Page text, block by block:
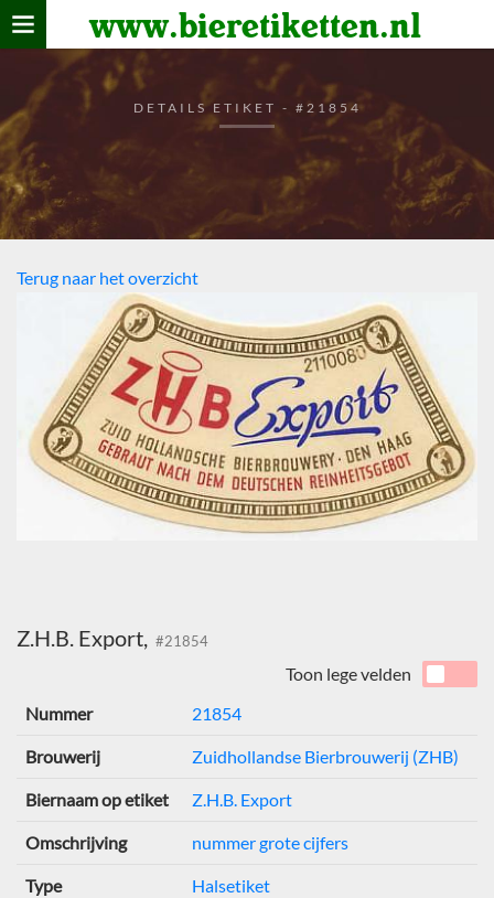
www.bieretiketten.nl
Home
verzamelen
De bierkaart
Bezoekers
DETAILS ETIKET - #21854
Terug naar het overzicht
Z.H.B. Export, #21854
Toon lege velden
Nummer
21854
Brouwerij Zuidhollandse Bierbrouwerij (ZHB)
Biernaam op etiket Z.H.B. Export
Omschrijving nummer grote cijfers
Type Halsetiket